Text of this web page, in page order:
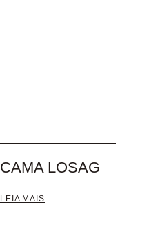
CAMA LOSAG
LEIA MAIS